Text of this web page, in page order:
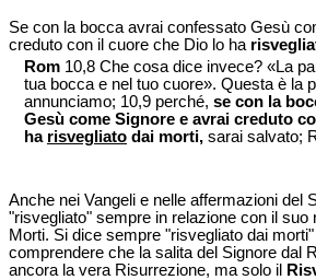
Se con la bocca avrai confessato Gesù
creduto con il cuore che Dio lo ha
Rom 10,8 Che cosa dice invece? «La
tua bocca e nel tuo cuore». Questa è la
annunciamo; 10,9 perché, se con la
Gesù come Signore e avrai creduto
ha risvegliato dai morti, sarai salvato;
Anche nei Vangeli e nelle affermazioni del
"risvegliato" sempre in relazione con il suo
Morti. Si dice sempre "risvegliato dai
comprendere che la salita del Signore dal
ancora la vera Risurrezione, ma solo il